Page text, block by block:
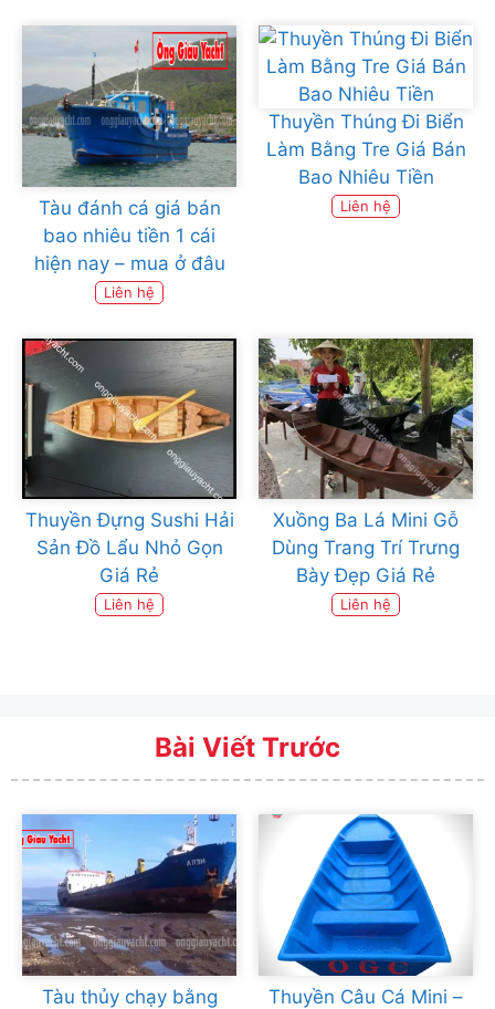
Tàu đánh cá giá bán
bao nhiêu tiền 1 cái
hiện nay – mua ở đâu
Liên hệ
Thuyền Thúng Đi Biển
Làm Bằng Tre Giá Bán
Bao Nhiêu Tiền
Liên hệ
Thuyền Đựng Sushi Hải
Sản Đồ Lẩu Nhỏ Gọn
Giá Rẻ
Liên hệ
Xuồng Ba Lá Mini Gỗ
Dùng Trang Trí Trưng
Bày Đẹp Giá Rẻ
Liên hệ
Bài Viết Trước
Tàu thủy chạy bằng
Thuyền Câu Cá Mini –